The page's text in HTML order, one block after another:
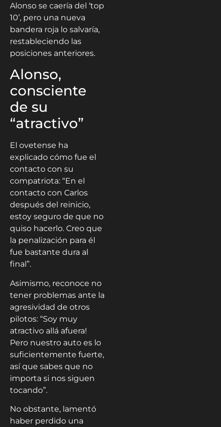
Alonso se caería del ‘top
10’, pero una nueva
bandera roja lo salvaría,
restableciendo las
posiciones anteriores.
Alonso,
consciente
de su
“atractivo”
El ovetense ha
explicado cómo fue el
contacto con su
compatriota: “En el
contacto con Carlos
después del reinicio,
estoy seguro de que no
quiso hacerlo. Creo que
la penalización para él
fue bastante dura al
final”.
Asimismo, reconoce no
tener problemas ante la
agresividad de otros
pilotos: “Soy muy
atractivo allá afuera!
Pero nuestro auto es lo
suficientemente fuerte,
así que sabes que no
importa si nos siguen
tocando”.
No obstante, lamentó
haber perdido una